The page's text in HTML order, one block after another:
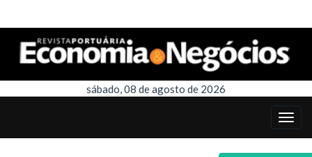
sábado, 08 de agosto de 2026